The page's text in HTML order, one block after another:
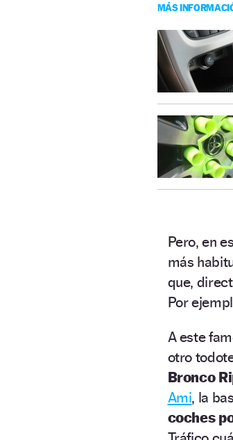
MÁS
Pero, en
más
que,
Por
A este
otro
Bronco
Ami, la
coches